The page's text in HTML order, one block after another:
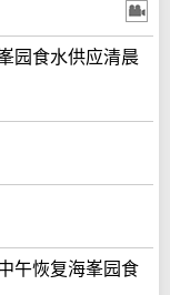
园食水供应清晨
午恢复海峯园食